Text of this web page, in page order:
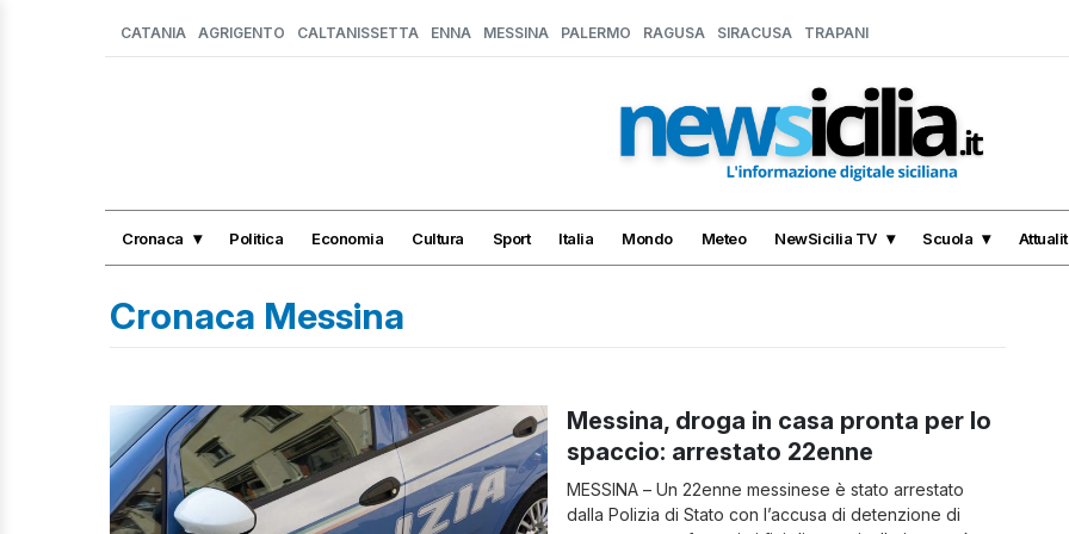
CATANIA AGRIGENTO CALTANISSETTA ENNA MESSINA PALERMO RAGUSA SIRACUSA TRAPANI
Cronaca Politica Economia Cultura Sport Italia Mondo Meteo NewSicilia TV Scuola
Cronaca Messina
Messina, droga in casa pronta per lo
spaccio: arrestato 22enne
MESSINA – Un 22enne messinese è stato arrestato
dalla Polizia di Stato con l’accusa di detenzione di